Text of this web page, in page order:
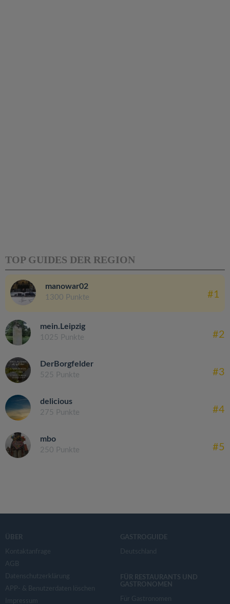
TOP GUIDES DER REGION
manowar02
1300 Punkte #1
mein.Leipzig
1025 Punkte #2
DerBorgfelder
525 Punkte #3
delicious
275 Punkte #4
mbo
250 Punkte #5
ÜBER
Kontaktanfrage
AGB
Datenschutzerklärung
APP- & Benutzerdaten löschen
Impressum
GASTROGUIDE
Deutschland
FÜR RESTAURANTS UND
GASTRONOMEN
Für Gastronomen